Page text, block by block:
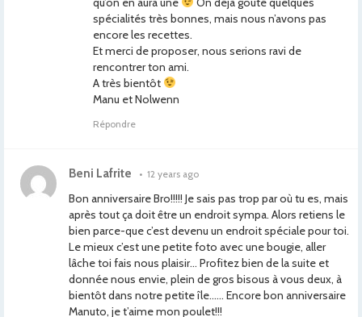
spécialités très bonnes, mais nous n’avons pas
encore les recettes.
Et merci de proposer, nous serions ravi de
rencontrer ton ami.
A très bientôt
Manu et Nolwenn
Répondre
Beni Lafrite • 12 years ago
Bon anniversaire Bro!!!!! Je sais pas trop par où tu es, mais
après tout ça doit être un endroit sympa. Alors retiens le
bien parce-que c’est devenu un endroit spéciale pour toi.
Le mieux c’est une petite foto avec une bougie, aller
lâche toi fais nous plaisir… Profitez bien de la suite et
donnée nous envie, plein de gros bisous à vous deux, à
bientôt dans notre petite île…… Encore bon anniversaire
Manuto, je t’aime mon poulet!!!